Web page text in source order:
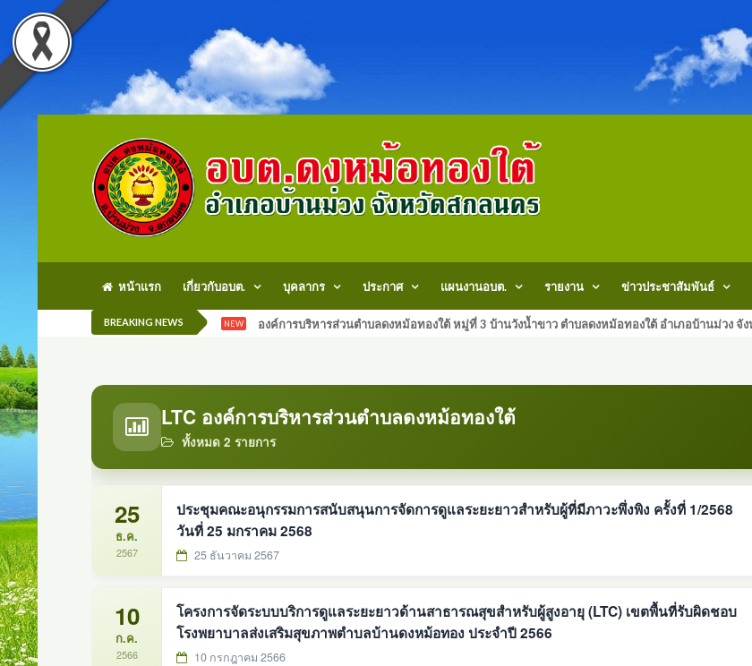
หน้าแรก เกี่ยวกับอบต. บุคลากร ประกาศ แผนงานอบต. รายงาน ข่าวประชาสัมพันธ์
BREAKING NEWS NEW องค์การบริหารส่วนตำบลดงหม้อทองใต้ หมู่ที่ 3 บ้านวังน้ำขาว ตำบลดงหม้อทองใต้ อำเภอบ้านม่ว
LTC องค์การบริหารส่วนตำบลดงหม้อทองใต้
ทั้งหมด 2 รายการ
25
ธ.ค.
2567
ประชุมคณะอนุกรรมการสนับสนุนการจัดการดูแลระยะยาวสำหรับผู้ที่มีภาวะพึ่งพิง ครั้งที่ 1/2568
วันที่ 25 มกราคม 2568
25 ธันวาคม 2567
10
ก.ค.
2566
โครงการจัดระบบบริการดูแลระยะยาวด้านสาธารณสุขสำหรับผู้สูงอายุ (LTC) เขตพื้นที่รับผิดชอบ
โรงพยาบาลส่งเสริมสุขภาพตำบลบ้านดงหม้อทอง ประจำปี 2566
10 กรกฎาคม 2566